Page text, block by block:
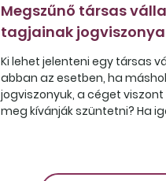
Megszűnő társas
tagjainak jogviszonya
Ki lehet jelenteni egy társas
abban az esetben, ha
jogviszonyuk, a céget
meg kívánják szüntetni? Ha